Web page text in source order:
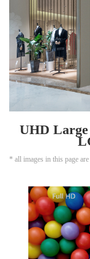
UHD Large
* all images in this page